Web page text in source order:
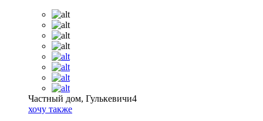
Частный дом, Гулькевичи4
хочу также